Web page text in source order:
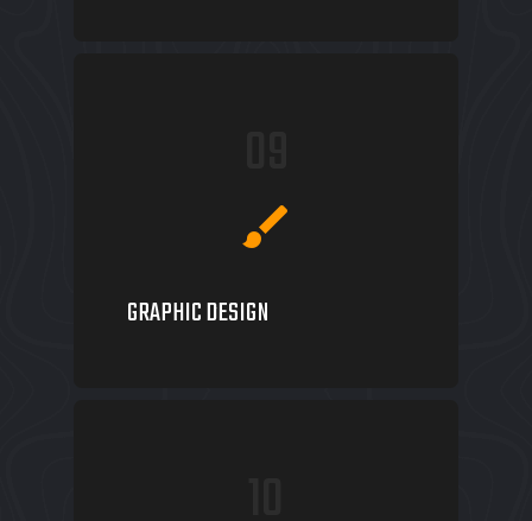
brush
GRAPHIC DESIGN